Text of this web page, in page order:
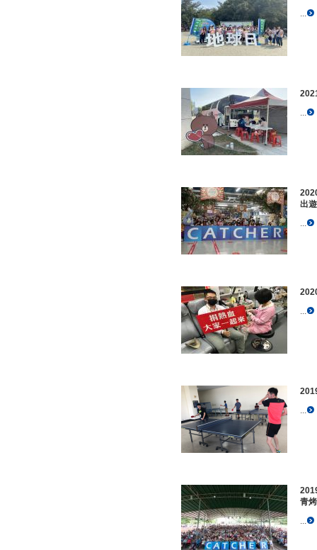
...
...
出
...
...
...
青
...